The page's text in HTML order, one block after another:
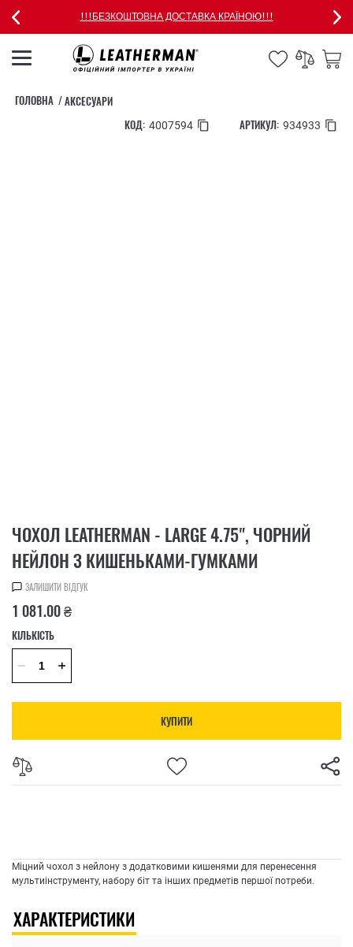
!!!БЕЗКОШТОВНА ДОСТАВКА КРАЇНОЮ!!!
ГОЛОВНА
АКСЕСУАРИ
КОД: 4007594 АРТИКУЛ: 934933
ЧОХОЛ LEATHERMAN - LARGE 4.75", ЧОРНИЙ
НЕЙЛОН З КИШЕНЬКАМИ-ГУМКАМИ
ЗАЛИШИТИ ВІДГУК
1 081.00 ₴
КІЛЬКІСТЬ
КУПИТИ
Міцний чохол з нейлону з додатковими кишенями для перенесення
мультиінструменту, набору біт та інших предметів першої потреби.
ХАРАКТЕРИСТИКИ